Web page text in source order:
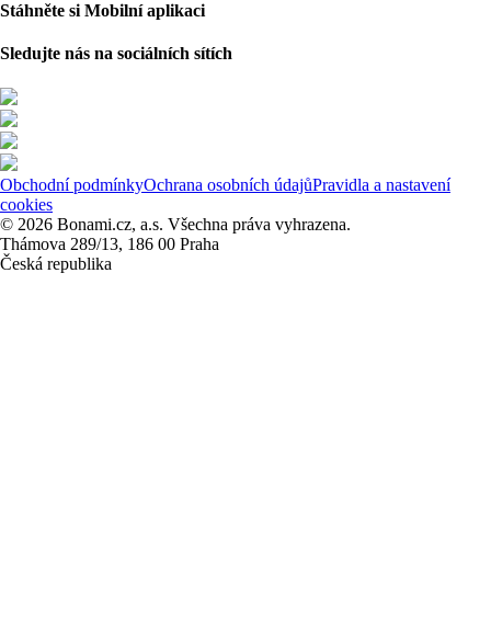
Stáhněte si Mobilní aplikaci
Sledujte nás na sociálních sítích
Obchodní podmínkyOchrana osobních údajůPravidla a nastavení
cookies
© 2026 Bonami.cz, a.s. Všechna práva vyhrazena.
Thámova 289/13, 186 00 Praha
Česká republika